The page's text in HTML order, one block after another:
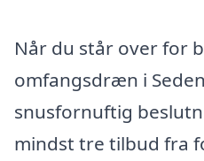
Når du står over for
omfangsdræn i
snusfornuftig
mindst tre tilbud fra